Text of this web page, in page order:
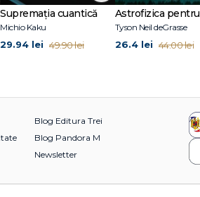
Supremația cuantică
Michio Kaku
29.94 lei 49.90 lei
Tyson Neil deGrasse
26.4 lei 44.00 lei
Blog Editura Trei
Blog Pandora M
Newsletter